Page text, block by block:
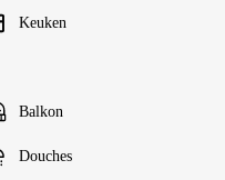
Keuken
Balkon
Douches